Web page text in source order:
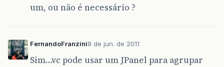
um, ou não é necessário ?
FernandoFranzini8 de jun. de 2011
Sim…vc pode usar um JPanel para agrupar